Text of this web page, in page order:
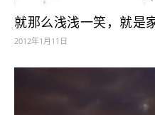
就那么浅浅一笑，就是
2012年1月11日